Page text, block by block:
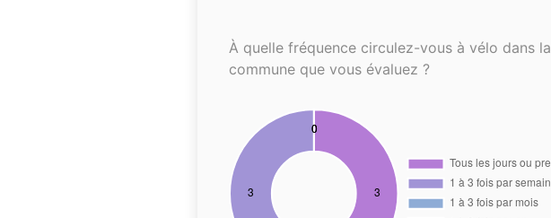
À quelle fréquence circulez-vous à vélo dans la
commune que vous évaluez ?